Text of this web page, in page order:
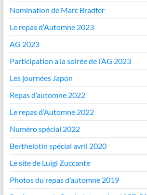
Nomination de Marc Bradfer
Le repas d’Automne 2023
AG 2023
Participation a la soirée de l’AG 2023
Les journées Japon
Repas d’automne 2022
Le repas d’Automne 2022
Numéro spécial 2022
Berthelotin spécial avril 2020
Le site de Luigi Zuccante
Photos du repas d’automne 2019